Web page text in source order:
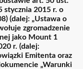
stycznia 2015 r. o
(dalej: „Ustawa o
zgromadzenie
jako Mount 1
r. (dalej:
Emitenta oraz
„Warunki